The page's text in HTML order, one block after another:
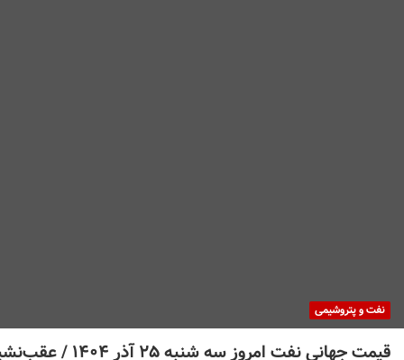
نفت و پتروشیمی
قیمت جهانی نفت